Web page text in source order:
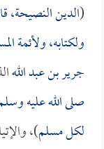
(الدين النصيحة،
ولكتابه، ولأئمة
جرير بن عبد الله
صلى الله عليه
لكل مسلم)،